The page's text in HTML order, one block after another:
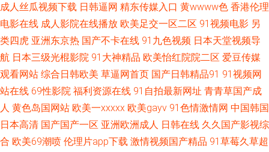
香蕉网站在线 久久香港大香蕉 操逼福利导航 午夜福利视频1 老湿影院免费
白丝美女后入爆操 91黄色网入口站 日本不卡视频 国产区熟女 91视频专区 日
韩成人综合AⅤ 精品伊人久久伊人 99热婷婷 熟女激情网 精东影业蜜桃91 成
人电影AV 亚州综合色网 免费黄色影视 白丝白虎91中出 亚洲春色综合另类 男
成人丝瓜视频下载 日韩逼网 精东传媒入口 黄wwww色 香港伦理
电影在线 成人影院在线播放 欧美足交一区二区 91视频电影 另
类四虎 亚洲东京热 国产不卡在线 91九色视频 日本天堂视频导
航 日本三级光棍影院 91大神精品 欧美怡红院院二区 爱豆传媒
观看网站 综合日韩欧美 草逼网首页 国产日韩精品91 91视频网
站在线 69性影院 福利资源在线 91自拍最新网址 青青草国产成
人 黄色岛国网站 欧美一xxxxx 欧美gayv 91色情激情网 中国韩国
日本高清 国产国产一区 亚洲欧洲成人 日韩在线 久久国产影视综
合 欧美69潮喷 伦理片app下载 激情视频国产精品 91草莓久草超